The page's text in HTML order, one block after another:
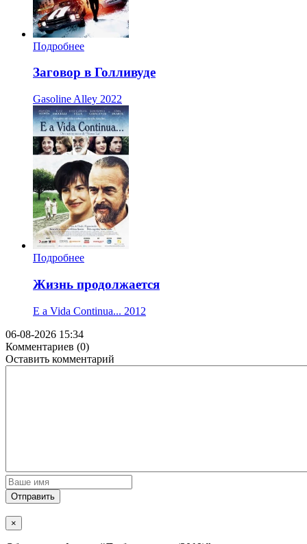
Подробнее
Заговор в Голливуде
Gasoline Alley 2022
Подробнее
Жизнь продолжается
E a Vida Continua... 2012
06-08-2026 15:34
Комментариев (0)
Оставить комментарий
Отправить
×